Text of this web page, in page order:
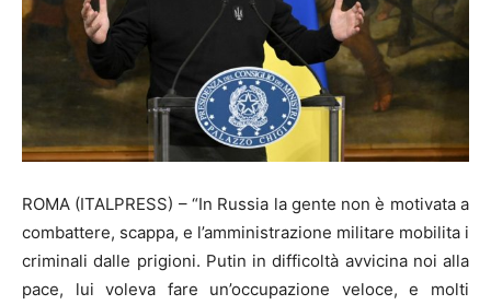
ROMA (ITALPRESS) – “In Russia la gente non è motivata a
combattere, scappa, e l’amministrazione militare mobilita i
criminali dalle prigioni. Putin in difficoltà avvicina noi alla
pace, lui voleva fare un’occupazione veloce, e molti